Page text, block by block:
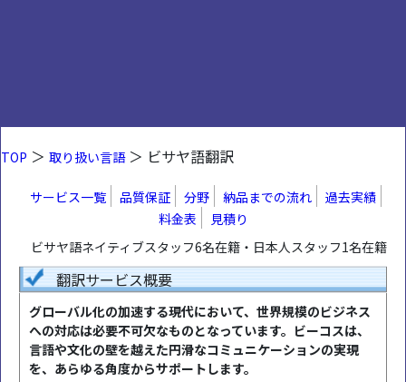
TOP ＞ 取り扱い言語＞ ビサヤ語翻訳
サービス一覧 品質保証 分野 納品までの流れ
過去実績
料金表
見積り
ビサヤ語ネイティブスタッフ6名在籍・日本人スタッフ1名在籍
翻訳サービス概要
グローバル化の加速する現代において、世界規模のビジネス
への対応は必要不可欠なものとなっています。ビーコスは、
言語や文化の壁を越えた円滑なコミュニケーションの実現
を、あらゆる角度からサポートします。